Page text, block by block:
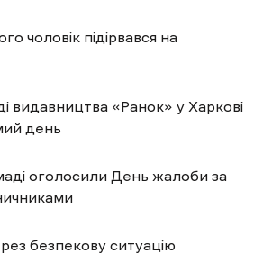
чоловік підірвався на
видавництва «Ранок» у Харкові
день
оголосили День жалоби за
безпекову ситуацію